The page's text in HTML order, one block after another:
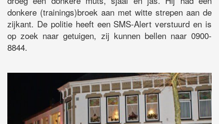
donkere (trainings)broek aan met witte strepen aan de
zijkant. De politie heeft een SMS-Alert verstuurd en is
op zoek naar getuigen, zij kunnen bellen naar 0900-
8844.